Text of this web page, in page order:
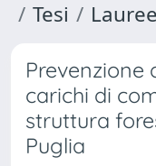
Tesi
Prevenzione
carichi di
struttura
Puglia